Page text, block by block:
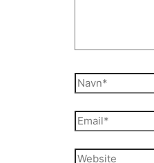
Navn*
Email*
Website